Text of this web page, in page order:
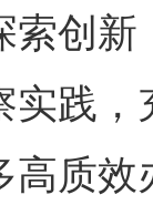
索创
实践
质效